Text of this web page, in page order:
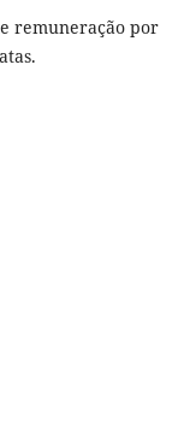
remuneração por